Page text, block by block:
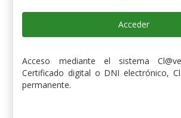
Acceder
Acceso mediante el sistema
Certificado digital o DNI electrónico,
permanente.